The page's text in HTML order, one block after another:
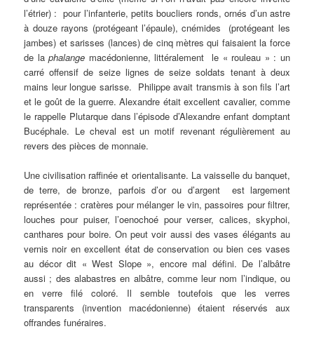
l’étrier) : pour l’infanterie, petits boucliers ronds, ornés d’un astre
à douze rayons (protégeant l’épaule), cnémides (protégeant les
jambes) et sarisses (lances) de cinq mètres qui faisaient la force
de laphalange macédonienne, littéralement le « rouleau » : un
carré offensif de seize lignes de seize soldats tenant à deux
mains leur longue sarisse. Philippe avait transmis à son fils l’art
et le goût de la guerre. Alexandre était excellent cavalier, comme
le rappelle Plutarque dans l’épisode d’Alexandre enfant domptant
Bucéphale. Le cheval est un motif revenant régulièrement au
revers des pièces de monnaie.
Une civilisation raffinée et orientalisante. La vaisselle du banquet,
de terre, de bronze, parfois d’or ou d’argent est largement
représentée : cratères pour mélanger le vin, passoires pour filtrer,
louches pour puiser, l’oenochoé pour verser, calices, skyphoi,
canthares pour boire. On peut voir aussi des vases élégants au
vernis noir en excellent état de conservation ou bien ces vases
au décor dit « West Slope », encore mal défini. De l’albâtre
aussi ; des alabastres en albâtre, comme leur nom l’indique, ou
en verre filé coloré. Il semble toutefois que les verres
transparents (invention macédonienne) étaient réservés aux
offrandes funéraires.